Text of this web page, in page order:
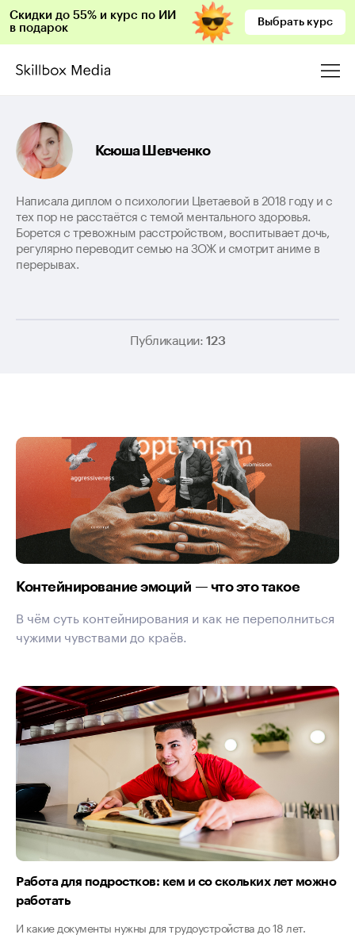
Скидки до 55% и курс по ИИ
в подарок
Выбрать курс
Ксюша Шевченко
Написала диплом о психологии Цветаевой в 2018 году и с
тех пор не расстаётся с темой ментального здоровья.
Борется с тревожным расстройством, воспитывает дочь,
регулярно переводит семью на ЗОЖ и смотрит аниме в
перерывах.
Публикации: 123
Контейнирование эмоций — что это такое
В чём суть контейнирования и как не переполниться
чужими чувствами до краёв.
Работа для подростков: кем и со скольких лет можно
работать
И какие документы нужны для трудоустройства до 18 лет.